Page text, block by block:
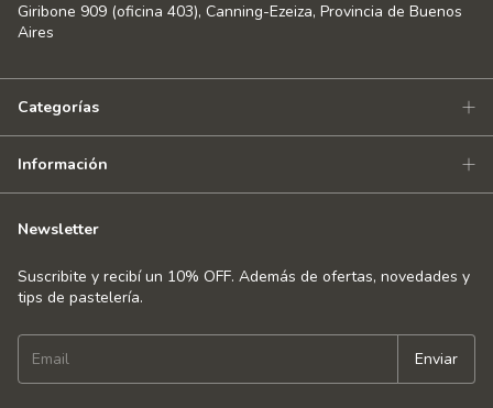
Giribone 909 (oficina 403), Canning-Ezeiza, Provincia de Buenos
Aires
Categorías
Información
Newsletter
Suscribite y recibí un 10% OFF. Además de ofertas, novedades y
tips de pastelería.